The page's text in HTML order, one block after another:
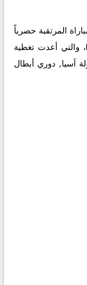
المرتقبة حصرياً
عبر شاشة قناة Bein Sports HD2، والتي أعدت تغطية
آسيا, دوري أبطال